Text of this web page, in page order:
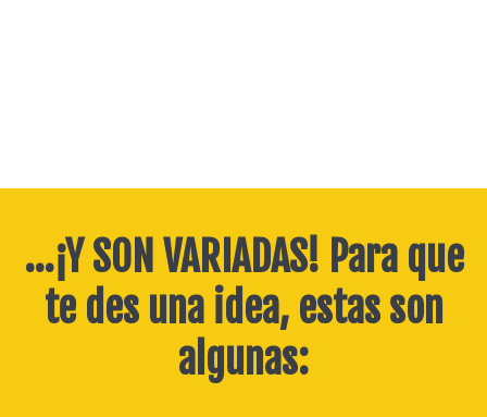
...¡Y SON VARIADAS! Para que
te des una idea, estas son
algunas: